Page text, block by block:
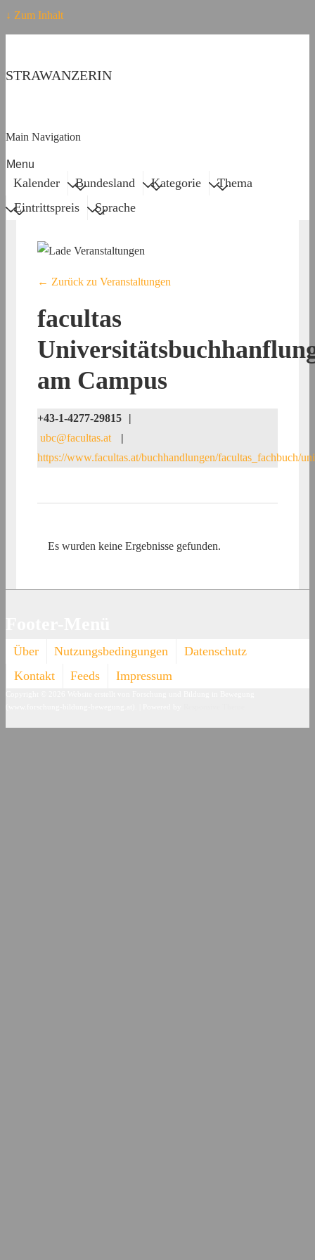
↓ Zum Inhalt
STRAWANZERIN
Main Navigation
Menu
Kalender Bundesland Kategorie
Thema
Eintrittspreis
Sprache
← Zurück zu Veranstaltungen
facultas
am Campus
+43-1-4277-29815
|
ubc@facultas.at
|
https://www.facultas.at/buchhandlungen/facultas_fachbuch/
Es wurden keine Ergebnisse gefunden.
Über Nutzungsbedingungen
Datenschutz
Kontakt
Feeds Impressum